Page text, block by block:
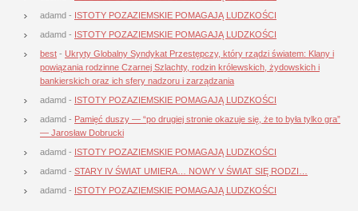
adamd - ISTOTY POZAZIEMSKIE POMAGAJĄ LUDZKOŚCI
adamd - ISTOTY POZAZIEMSKIE POMAGAJĄ LUDZKOŚCI
best - Ukryty Globalny Syndykat Przestępczy, który rządzi światem: Klany i
powiązania rodzinne Czarnej Szlachty, rodzin królewskich, żydowskich i
bankierskich oraz ich sfery nadzoru i zarządzania
adamd - ISTOTY POZAZIEMSKIE POMAGAJĄ LUDZKOŚCI
adamd - Pamięć duszy — “po drugiej stronie okazuje się, że to była tylko gra”
— Jarosław Dobrucki
adamd - ISTOTY POZAZIEMSKIE POMAGAJĄ LUDZKOŚCI
adamd - STARY IV ŚWIAT UMIERA… NOWY V ŚWIAT SIĘ RODZI…
adamd - ISTOTY POZAZIEMSKIE POMAGAJĄ LUDZKOŚCI